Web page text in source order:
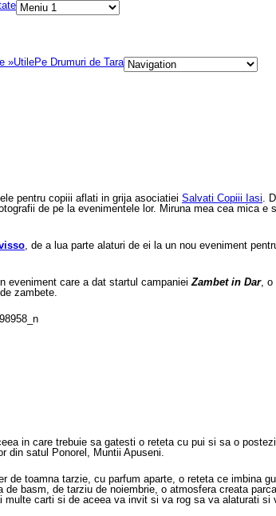
»UtilePe Drumuri de Tara
pentru copiii aflati in grija asociatiei Salvati Copiii Iasi.
de pe la evenimentele lor. Miruna mea cea mica
, de a lua parte alaturi de ei la un nou eveniment
eveniment care a dat startul campanieiZambet in Dar, o
zambete.
in care trebuie sa gatesti o reteta cu pui si sa o
din satul Ponorel, Muntii Apuseni.
toamna tarzie, cu parfum aparte, o reteta ce imbina
basm, de tarziu de noiembrie, o atmosfera creata
carti si de aceea va invit si va rog sa va alaturati si